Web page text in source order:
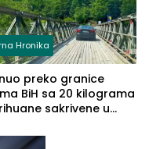
Hronika
preko granice
BiH sa 20 kilograma
sakrivene u